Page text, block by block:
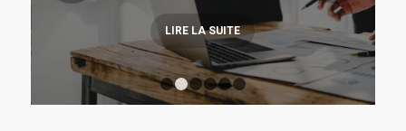
LIRE LA SUITE
1 4 5 6